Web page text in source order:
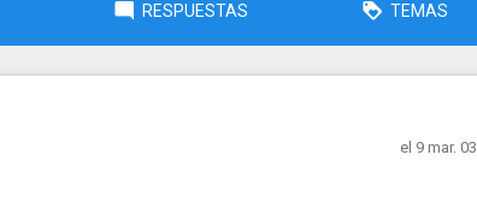
RESPUESTAS TEMAS
el 9 mar. 03